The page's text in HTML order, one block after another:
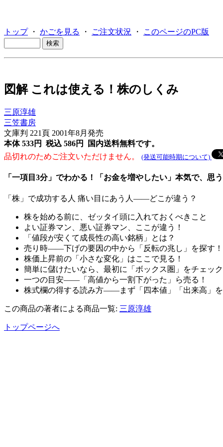
トップ・ かごを見る ・ ご注文状況 ・ このページのPC版
図解 これは使える！株のしくみ
三原淳雄
三笠書房
文庫判 221頁 2001年8月発売
本体 533円 税込 586円
国内送料無料です。
品切れのためご注文いただけません。
(発送可能時期について)
「一項目3分」でわかる！「お金を増やしたい」本気で、思
「株」で成功する人 痛い目にあう人――どこが違う？
株を始める前に、ゼッタイ頭に入れておくべきこと
よい証券マン、悪い証券マン、ここが違う！
「値段が安くて成長性の高い銘柄」とは？
売り時――下げの要因の中から「反転の兆し」を探す！
株価上昇前の「小さな変化」はここで見る！
簡単に儲けたいなら、最初に「ボックス圏」をチェッ
一つの目安――「高値から一割下がった」ら売る！
株式欄の得する読み方――まず「四本値」「出来高」
この商品の著者による商品一覧: 三原淳雄
トップページへ